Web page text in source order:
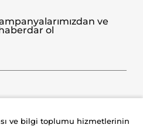
ve
ol
ve bilgi toplumu hizmetlerinin